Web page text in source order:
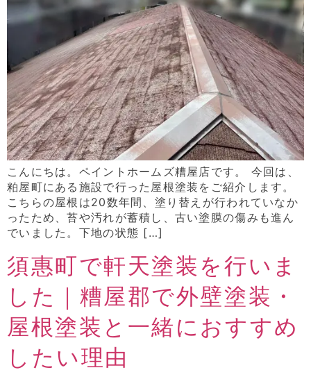
こんにちは。ペイントホームズ糟屋店です。 今回は、
粕屋町にある施設で行った屋根塗装をご紹介します。
こちらの屋根は20数年間、塗り替えが行われていなか
ったため、苔や汚れが蓄積し、古い塗膜の傷みも進ん
でいました。下地の状態 […]
須惠町で軒天塗装を行いま
した｜糟屋郡で外壁塗装・
屋根塗装と一緒におすすめ
したい理由